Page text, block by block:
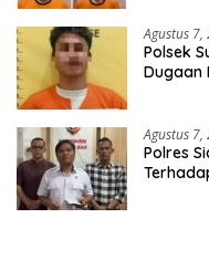
Agustus 7,
Polsek
Dugaan
Agustus 7,
Polres